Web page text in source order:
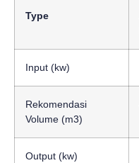
Type
Input (kw)
Rekomendasi
Volume (m3)
Output (kw)